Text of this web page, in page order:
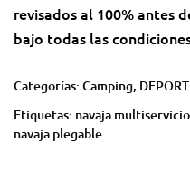
revisados al 100% antes
bajo todas las
Categorías: Camping,
Etiquetas: navaja
navaja plegable